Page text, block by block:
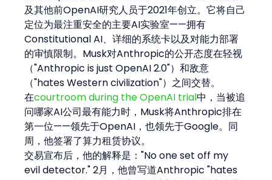
及其他前OpenAI研究人员于2021年创立。它将自己
定位为最注重安全的主要AI实验室——拥有
Constitutional AI、详细的系统卡以及对能力部署
的审慎限制。Musk对Anthropic的公开态度在轻视
（"Anthropic is just OpenAI 2.0"）和敌意
（"hates Western civilization"）之间交替。
在courtroom during the OpenAI trial中，当被追
问哪家AI公司最有能力时，Musk将Anthropic排在
第一位——领先于OpenAI，也领先于Google。同
周，他签署了算力租赁协议。
交易宣布后，他的解释是："No one set off my
evil detector." 2月，他曾写道Anthropic "hates